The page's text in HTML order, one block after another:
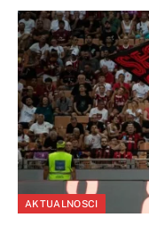
AKTUALNOSCI